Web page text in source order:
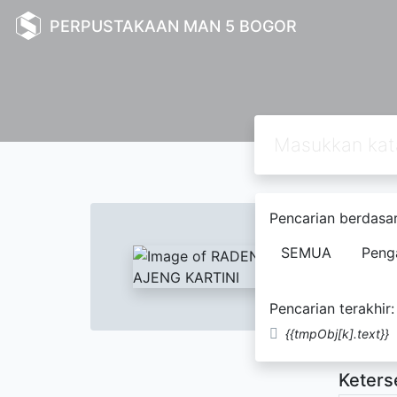
PERPUSTAKAAN MAN 5 BOGOR
Pencarian
SEMUA
Pencarian terakhir:
{{tmpObj[k].text}}
Text